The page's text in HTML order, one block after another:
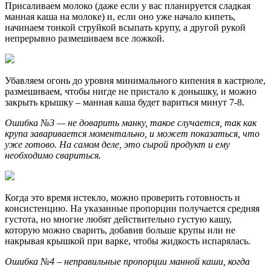
Присаливаем молоко (даже если у вас планируется сладкая
манная каша на молоке) и, если оно уже начало кипеть,
начинаем тонкой струйкой всыпать крупу, а другой рукой
непрерывно размешиваем все ложкой.
Убавляем огонь до уровня минимального кипения в кастрюле,
размешиваем, чтобы нигде не пристало к донышку, и можно
закрыть крышку – манная каша будет вариться минут 7-8.
Ошибка №3 — не доварить манку, такое случается, так как
крупа заваривается моментально, и может показаться, что
уже готово. На самом деле, это сырой продукт и ему
необходимо свариться.
Когда это время истекло, можно проверить готовность и
консистенцию. На указанные пропорции получается средняя
густота, но многие любят действительно густую кашу,
которую можно сварить, добавив больше крупы или не
накрывая крышкой при варке, чтобы жидкость испарялась.
Ошибка №4 – неправильные пропорции манной каши, когда